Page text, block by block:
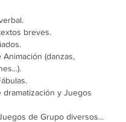
breves.
Animación (danzas,
dramatización y Juegos
de Grupo diversos...